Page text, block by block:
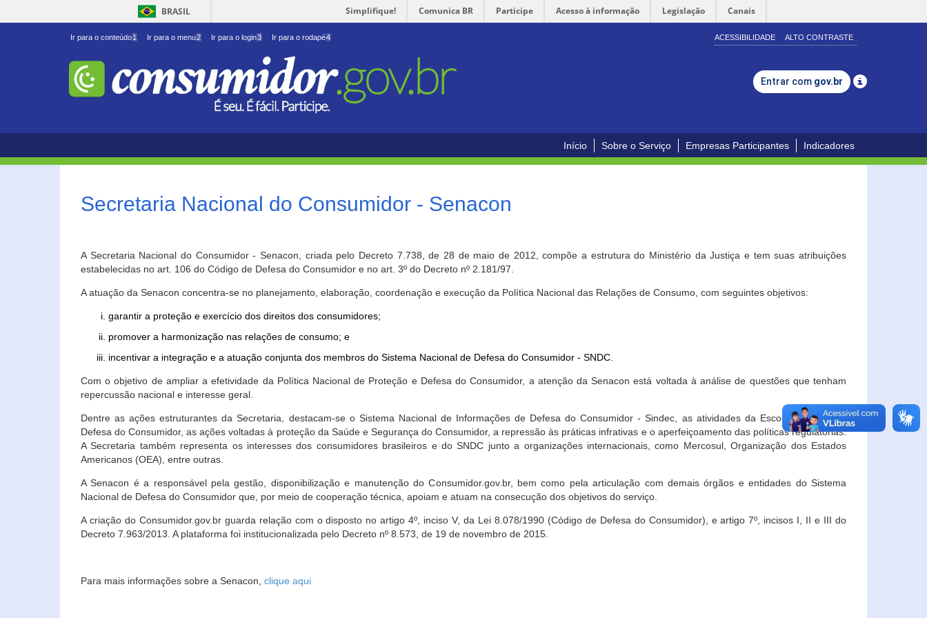
BRASIL Simplifique! Comunica BR Participe Acesso à informação Legislação Canais
Ir para o conteúdo1 Ir para o menu2 Ir para o login3 Ir para o rodapé4 ACESSIBILIDADE ALTO CONTRASTE
Entrar com gov.br
Início Sobre o Serviço Empresas Participantes Indicadores
Secretaria Nacional do Consumidor - Senacon
A Secretaria Nacional do Consumidor - Senacon, criada pelo Decreto 7.738, de 28 de maio de 2012, compõe a estrutura do Ministério da Justiça e tem suas atribuições
estabelecidas no art. 106 do Código de Defesa do Consumidor e no art. 3º do Decreto nº 2.181/97.
A atuação da Senacon concentra-se no planejamento, elaboração, coordenação e execução da Política Nacional das Relações de Consumo, com seguintes objetivos:
garantir a proteção e exercício dos direitos dos consumidores;
promover a harmonização nas relações de consumo; e
incentivar a integração e a atuação conjunta dos membros do Sistema Nacional de Defesa do Consumidor - SNDC.
Com o objetivo de ampliar a efetividade da Política Nacional de Proteção e Defesa do Consumidor, a atenção da Senacon está voltada à análise de questões que tenham
repercussão nacional e interesse geral.
Dentre as ações estruturantes da Secretaria, destacam-se o Sistema Nacional de Informações de Defesa do Consumidor - Sindec, as atividades da Escola Nacional de
Defesa do Consumidor, as ações voltadas à proteção da Saúde e Segurança do Consumidor, a repressão às práticas infrativas e o aperfeiçoamento das políticas regulatórias.
A Secretaria também representa os interesses dos consumidores brasileiros e do SNDC junto a organizações internacionais, como Mercosul, Organização dos Estados
Americanos (OEA), entre outras.
A Senacon é a responsável pela gestão, disponibilização e manutenção do Consumidor.gov.br, bem como pela articulação com demais órgãos e entidades do Sistema
Nacional de Defesa do Consumidor que, por meio de cooperação técnica, apoiam e atuam na consecução dos objetivos do serviço.
A criação do Consumidor.gov.br guarda relação com o disposto no artigo 4º, inciso V, da Lei 8.078/1990 (Código de Defesa do Consumidor), e artigo 7º, incisos I, II e III do
Decreto 7.963/2013. A plataforma foi institucionalizada pelo Decreto nº 8.573, de 19 de novembro de 2015.
Para mais informações sobre a Senacon, clique aqui